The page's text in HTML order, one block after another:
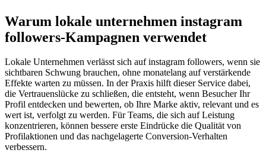
Warum lokale unternehmen instagram
followers-Kampagnen verwendet
Lokale Unternehmen verlässt sich auf instagram followers, wenn sie
sichtbaren Schwung brauchen, ohne monatelang auf verstärkende
Effekte warten zu müssen. In der Praxis hilft dieser Service dabei,
die Vertrauenslücke zu schließen, die entsteht, wenn Besucher Ihr
Profil entdecken und bewerten, ob Ihre Marke aktiv, relevant und es
wert ist, verfolgt zu werden. Für Teams, die sich auf Leistung
konzentrieren, können bessere erste Eindrücke die Qualität von
Profilaktionen und das nachgelagerte Conversion-Verhalten
verbessern.